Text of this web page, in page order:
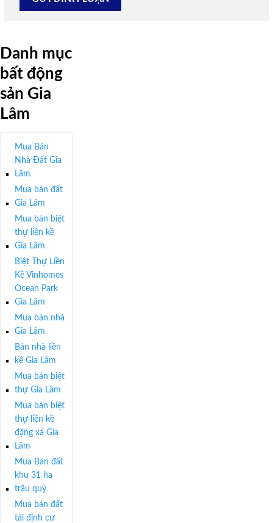
Danh mục
bất động
sản Gia
Lâm
Mua Bán
Nhà Đất Gia
Lâm
Mua bán đất
Gia Lâm
Mua bán biệt
thự liền kề
Gia Lâm
Biệt Thự Liền
Kề Vinhomes
Ocean Park
Gia Lâm
Mua bán nhà
Gia Lâm
Bán nhà liền
kề Gia Lâm
Mua bán biệt
thự Gia Lâm
Mua bán biệt
thự liền kề
đặng xá Gia
Lâm
Mua Bán đất
khu 31 ha
trâu quỳ
Mua bán đất
tái định cư